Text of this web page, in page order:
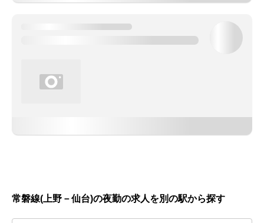
常磐線(上野－仙台)の夜勤の求人を別の駅から探す